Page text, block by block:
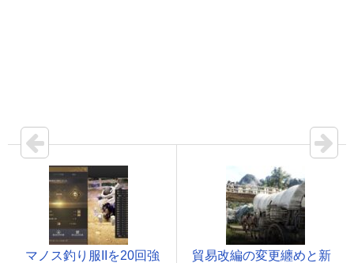
マノス釣り服IIを20回強
貿易改編の変更纏めと新